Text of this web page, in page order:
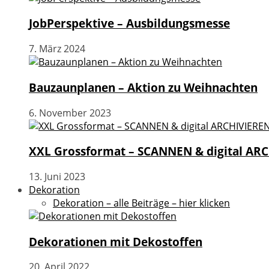
JobPerspektive – Ausbildungsmesse
7. März 2024
Bauzaunplanen – Aktion zu Weihnachten
6. November 2023
XXL Grossformat – SCANNEN & digital
13. Juni 2023
Dekoration
Dekoration – alle Beiträge – hier klicken
Dekorationen mit Dekostoffen